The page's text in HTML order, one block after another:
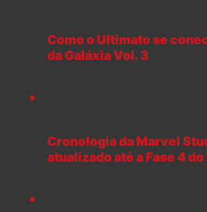
Como o Ultimato se
da Galáxia Vol. 3
Cronologia da Marvel
atualizado até a Fase 4 do